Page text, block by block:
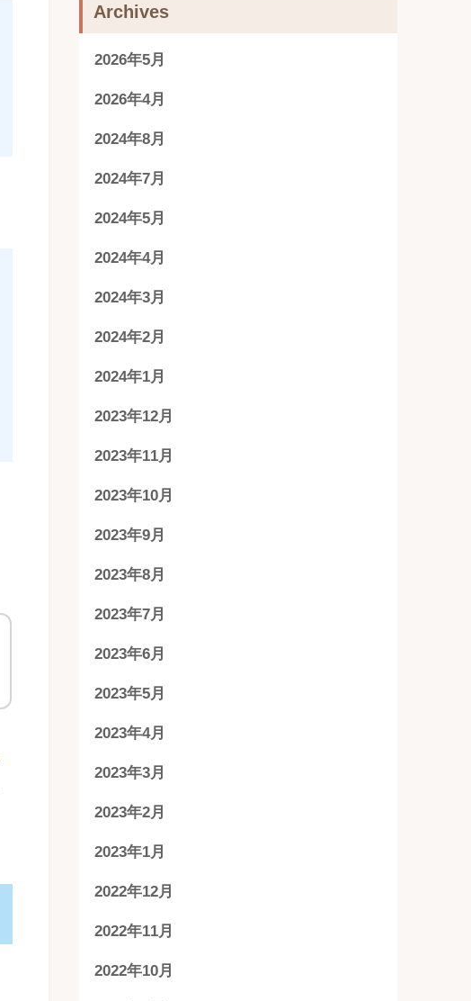
Archives
2026年5月
2026年4月
2024年8月
2024年7月
2024年5月
2024年4月
2024年3月
2024年2月
2024年1月
2023年12月
2023年11月
2023年10月
2023年9月
2023年8月
2023年7月
2023年6月
2023年5月
2023年4月
2023年3月
2023年2月
2023年1月
2022年12月
2022年11月
2022年10月